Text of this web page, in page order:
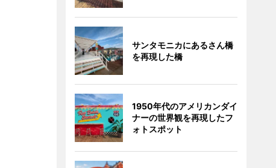
サンタモニカにあるさん橋
を再現した橋
1950年代のアメリカンダイ
ナーの世界観を再現したフ
ォトスポット